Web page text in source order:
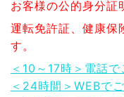
お客様の公的身分証
運転免許証、健康保
す。
＜10～17時＞電話
＜24時間＞WEBで